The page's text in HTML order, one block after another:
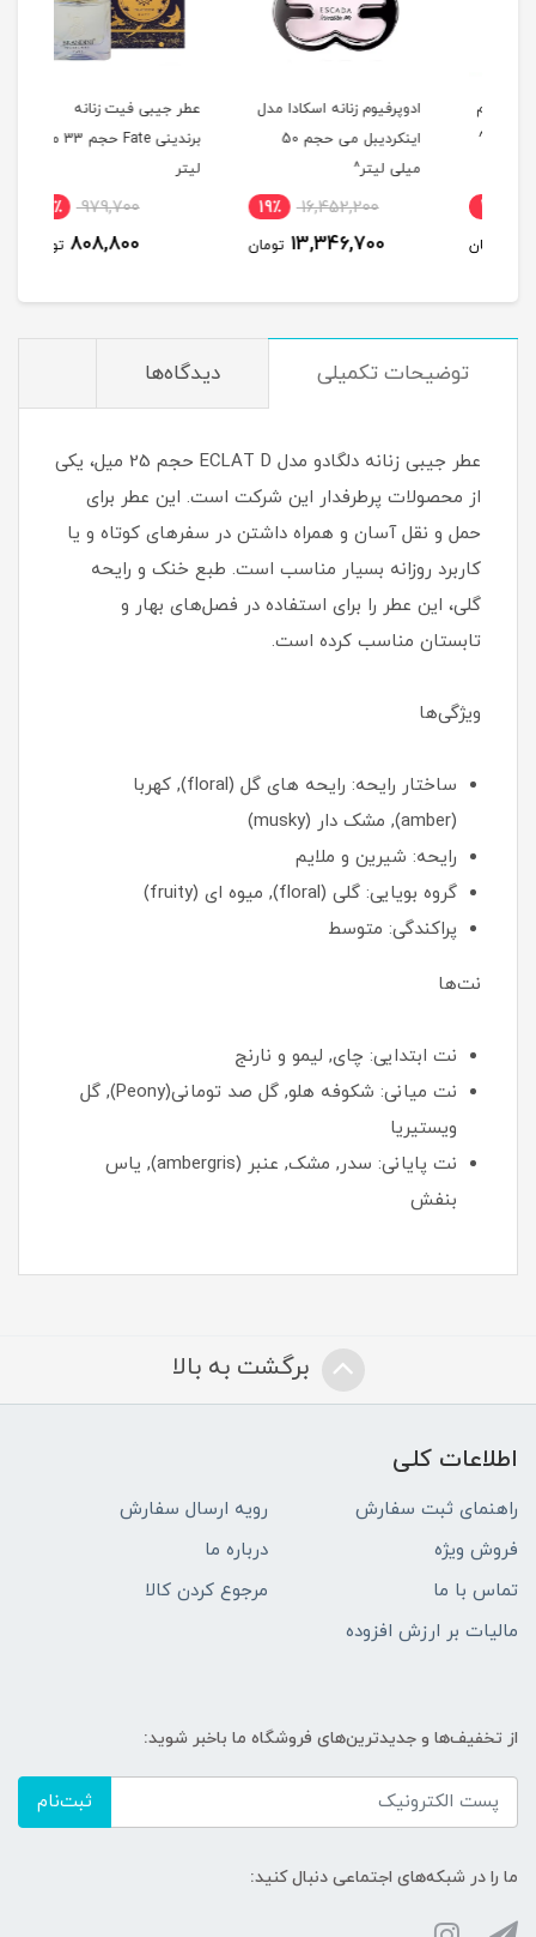
ادوپرفیوم زنانه اسکادا مدل
اینکردیبل می حجم 50
میلی لیتر^
16,452,200 19٪
13,346,700 تومان
عطر جیبی فیت زنانه
برندینی Fate حجم 33 میلی
979,700 18٪
808,800 تومان
توضیحات تکمیلی دیدگاه‌ها
عطر جیبی زنانه دلگادو مدل ECLAT D حجم 25 میل، یکی
از محصولات پرطرفدار این شرکت است. این عطر برای
حمل و نقل آسان و همراه داشتن در سفرهای کوتاه و یا
کاربرد روزانه بسیار مناسب است. طبع خنک و رایحه
گلی، این عطر را برای استفاده در فصل‌های بهار و
تابستان مناسب کرده است.
ویژگی‌ها
ساختار رایحه: رایحه های گل (floral), کهربا
(amber), مشک دار (musky)
رایحه: شیرین و ملایم
گروه بویایی: گلی (floral), میوه ای (fruity)
پراکندگی: متوسط
نت‌ها
نت ابتدایی: چای, لیمو و نارنج
نت میانی: شکوفه هلو, گل صد تومانی(Peony), گل
ویستیریا
نت پایانی: سدر, مشک, عنبر (ambergris), یاس
بنفش
برگشت به بالا
اطلاعات کلی
راهنمای ثبت سفارش
رویه ارسال سفارش
فروش ویژه
درباره ما
تماس با ما
مرجوع کردن کالا
مالیات بر ارزش افزوده
از تخفیف‌ها و جدیدترین‌های فروشگاه ما باخبر شوید:
ثبت‌نام
ما را در شبکه‌های اجتماعی دنبال کنید: